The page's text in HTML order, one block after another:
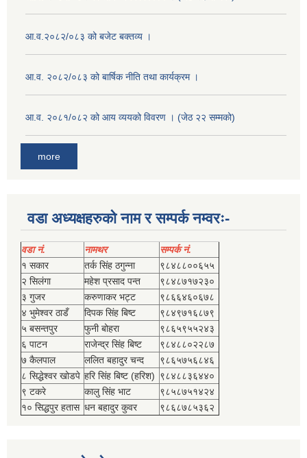
आ.व.२०८२/०८३ को बजेट बक्तव्य ।
आ.व. २०८२/०८३ को बार्षिक नीति तथा कार्यक्रम ।
आ.व. २०८१/०८२ को आय व्ययको विवरण । (जेठ २२ सम्मको)
more
वडा अध्यक्षहरुको नाम र सम्पर्क नम्वरः-
वडा नं. नामथर
सम्पर्क नं.
१ सकार
तर्क सिंह ठगुन्‍ना
९८४८८००६५५
२ सिलंगा
महेश प्रसाद पन्त
९८४८७१७२३०
३ गुजर
करुणाकर भट्ट
९८६६४६०६७८
४ भुमेश्‍वर ठाडँ
दिपक सिंह बिष्‍ट
९८४९७१६८७९
५ बसन्तपुर
फुनी बोहरा
९८६५९५५२४३
६ पाटन
राजेन्द्र सिंह बिष्‍ट
९८४८८०२२८७
७ कैलपाल
ललित बहादुर चन्द
९८६५७५६८४६
८ सिद्धेश्‍वर खोडपे हरि सिंह बिष्‍ट (हरिश) ९८४८८३६४४०
९ टकरे
कालु सिंह भाट
९८५८७५१४२४
१० सिद्धपुर हतास धन बहादुर कुवर ९८६८७८५३६२